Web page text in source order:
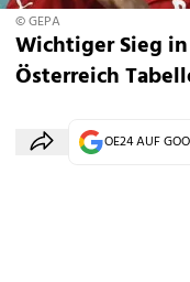
© GEPA
Wichtiger Sieg
Österreich
OE24 AUF